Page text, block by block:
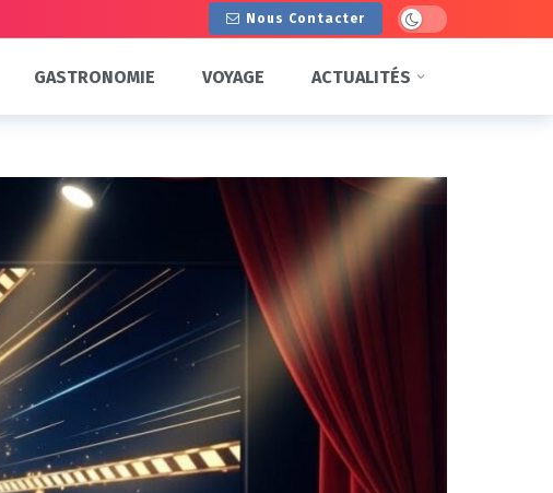
Nous Contacter Dark mode
GASTRONOMIE VOYAGE ACTUALITÉS